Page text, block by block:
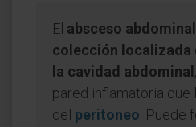
El absceso
colección localizada
la cavidad abdominal
pared inflamatoria que
del peritoneo . Puede